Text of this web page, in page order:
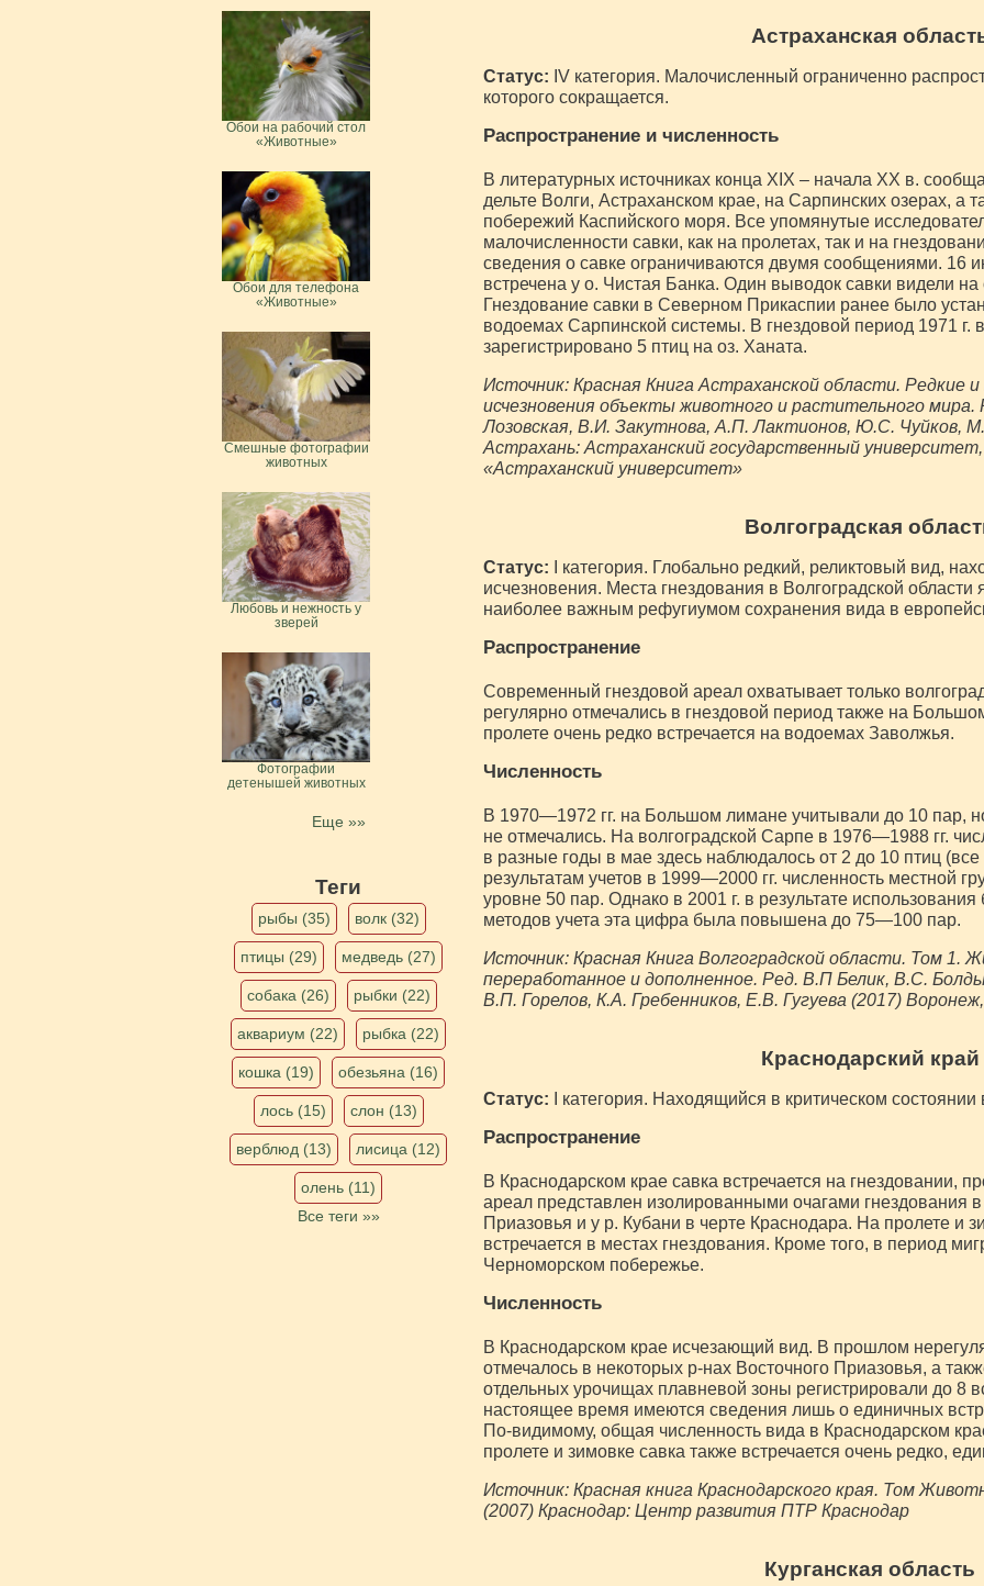
Астраханская
Статус: IV категория. Малочисленный ограниченно
которого сокращается.
Распространение и численность
В литературных источниках конца XIX – начала XX в.
дельте Волги, Астраханском крае, на Сарпинских озерах, а
побережий Каспийского моря. Все упомянутые
малочисленности савки, как на пролетах, так и на
сведения о савке ограничиваются двумя сообщениями. 16
встречена у о. Чистая Банка. Один выводок савки видели
Гнездование савки в Северном Прикаспии ранее было
водоемах Сарпинской системы. В гнездовой период 1971 г.
зарегистрировано 5 птиц на оз. Ханата.
Источник: Красная Книга Астраханской области. Редкие
исчезновения объекты животного и растительного
Лозовская, В.И. Закутнова, А.П. Лактионов, Ю.С. Чуйков,
Астрахань: Астраханский государственный
«Астраханский университет»
Волгоградская
Статус: I категория. Глобально редкий, реликтовый вид,
исчезновения. Места гнездования в Волгоградской
наиболее важным рефугиумом сохранения вида в
Распространение
Современный гнездовой ареал охватывает только
регулярно отмечались в гнездовой период также на
пролете очень редко встречается на водоемах Заволжья.
Численность
В 1970—1972 гг. на Большом лимане учитывали до 10 пар,
не отмечались. На волгоградской Сарпе в 1976—1988 гг.
в разные годы в мае здесь наблюдалось от 2 до 10 птиц
результатам учетов в 1999—2000 гг. численность местной
уровне 50 пар. Однако в 2001 г. в результате
методов учета эта цифра была повышена до 75—100 пар.
Источник: Красная Книга Волгоградской области. Том 1.
переработанное и дополненное. Ред. В.П Белик, В.С.
В.П. Горелов, К.А. Гребенников, Е.В. Гугуева (2017)
Краснодарский край
Статус: I категория. Находящийся в критическом состоянии
Распространение
В Краснодарском крае савка встречается на гнездовании,
ареал представлен изолированными очагами гнездования
Приазовья и у р. Кубани в черте Краснодара. На пролете и
встречается в местах гнездования. Кроме того, в период
Черноморском побережье.
Численность
В Краснодарском крае исчезающий вид. В прошлом
отмечалось в некоторых р-нах Восточного Приазовья, а
отдельных урочищах плавневой зоны регистрировали до 8
настоящее время имеются сведения лишь о единичных
По-видимому, общая численность вида в Краснодарском
пролете и зимовке савка также встречается очень редко,
Источник: Красная книга Краснодарского края. Том
(2007) Краснодар: Центр развития ПТР Краснодар
Курганская область
Обои на рабочий стол
«Животные»
Обои для телефона
«Животные»
Смешные фотографии
животных
Любовь и нежность у
зверей
Фотографии
детенышей животных
Еще »»
Теги
рыбы (35) волк (32)
птицы (29) медведь (27)
собака (26) рыбки (22)
аквариум (22) рыбка (22)
кошка (19) обезьяна (16)
лось (15) слон (13)
верблюд (13) лисица (12)
олень (11)
Все теги »»